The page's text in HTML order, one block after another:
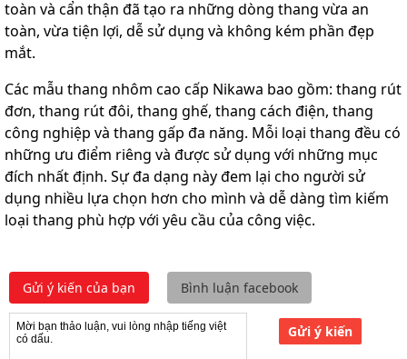
toàn và cẩn thận đã tạo ra những dòng thang vừa an
toàn, vừa tiện lợi, dễ sử dụng và không kém phần đẹp
mắt.
Các mẫu thang nhôm cao cấp Nikawa bao gồm: thang rút
đơn, thang rút đôi, thang ghế, thang cách điện, thang
công nghiệp và thang gấp đa năng. Mỗi loại thang đều có
những ưu điểm riêng và được sử dụng với những mục
đích nhất định. Sự đa dạng này đem lại cho người sử
dụng nhiều lựa chọn hơn cho mình và dễ dàng tìm kiếm
loại thang phù hợp với yêu cầu của công việc.
Gửi ý kiến của bạn Bình luận facebook
Gửi ý kiến